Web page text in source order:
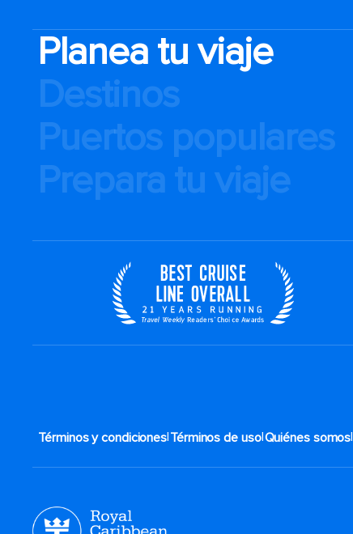
Planea tu viaje
Destinos
Puertos populares
Prepara tu viaje
Términos y condiciones|Términos de uso|Quiénes somos|